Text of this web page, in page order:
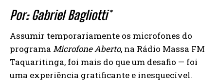
Por: Gabriel Bagliotti*
Assumir temporariamente os microfones do
programa Microfone Aberto, na Rádio Massa FM
Taquaritinga, foi mais do que um desafio — foi
uma experiência gratificante e inesquecível.